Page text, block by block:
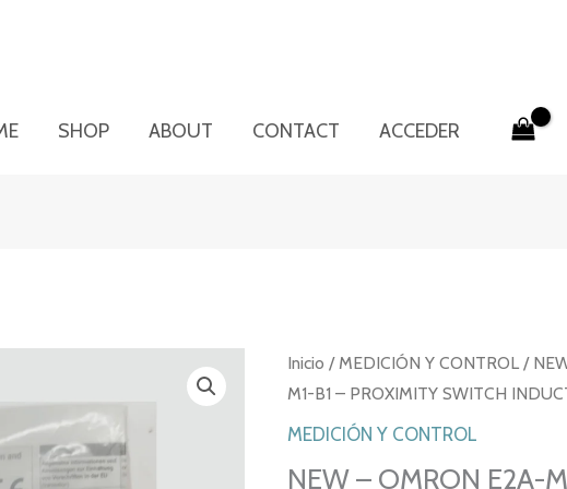
SHOP ABOUT CONTACT ACCEDER
Inicio / MEDICIÓN Y CONTROL/
M1-B1 – PROXIMITY SWITCH
MEDICIÓN Y CONTROL
NEW – OMRON E2A-